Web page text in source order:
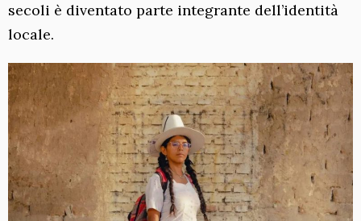
secoli è diventato parte integrante dell’identità
locale.